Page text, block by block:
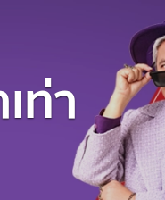
ท่า